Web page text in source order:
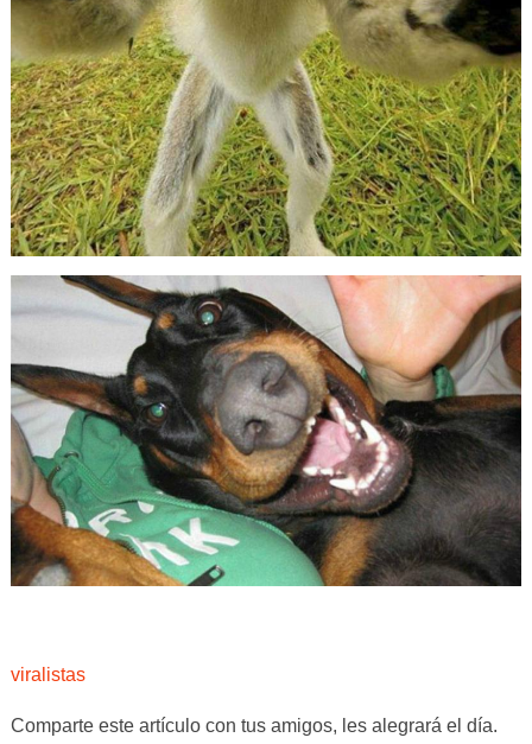
viralistas
Comparte este artículo con tus amigos, les alegrará el día.